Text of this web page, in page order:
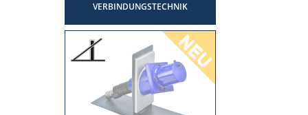
VERBINDUNGSTECHNIK